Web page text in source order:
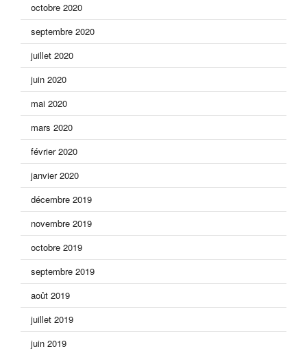
octobre 2020
septembre 2020
juillet 2020
juin 2020
mai 2020
mars 2020
février 2020
janvier 2020
décembre 2019
novembre 2019
octobre 2019
septembre 2019
août 2019
juillet 2019
juin 2019